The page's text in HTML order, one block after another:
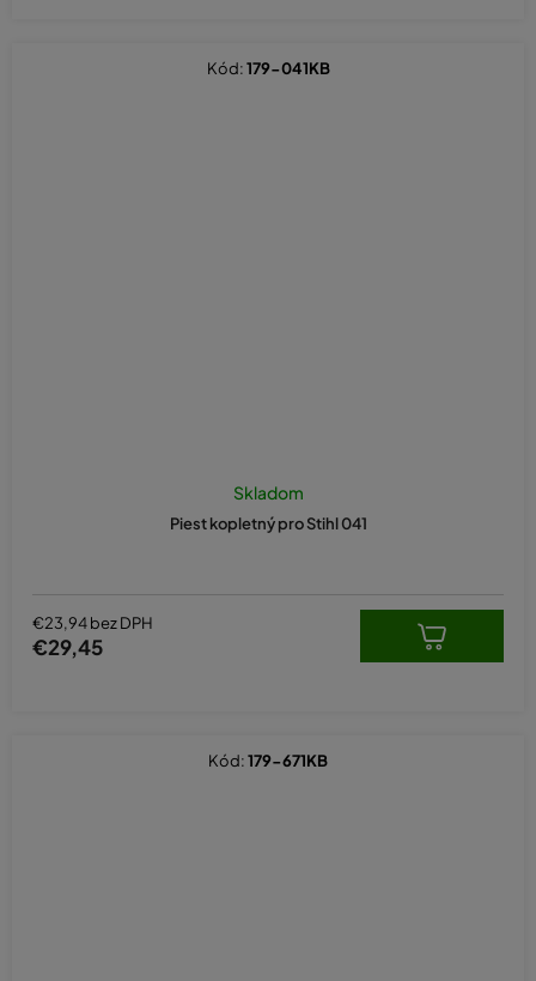
Piest kopletný pro Stihl 041
Skladom
€23,94 bez DPH
€29,45
Kód:179-041KB
Kód:179-671KB